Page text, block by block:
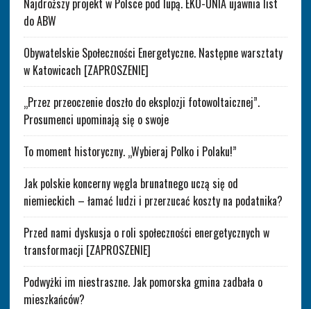
Najdroższy projekt w Polsce pod lupą. EKO-UNIA ujawnia list
do ABW
Obywatelskie Społeczności Energetyczne. Następne warsztaty
w Katowicach [ZAPROSZENIE]
„Przez przeoczenie doszło do eksplozji fotowoltaicznej”.
Prosumenci upominają się o swoje
To moment historyczny. „Wybieraj Polko i Polaku!”
Jak polskie koncerny węgla brunatnego uczą się od
niemieckich – łamać ludzi i przerzucać koszty na podatnika?
Przed nami dyskusja o roli społeczności energetycznych w
transformacji [ZAPROSZENIE]
Podwyżki im niestraszne. Jak pomorska gmina zadbała o
mieszkańców?